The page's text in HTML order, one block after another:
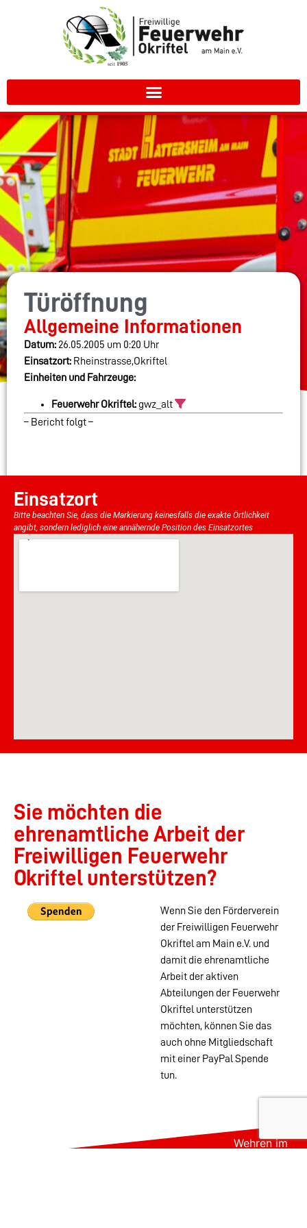
Türöffnung
Allgemeine Informationen
Datum: 26.05.2005 um 0:20 Uhr
Einsatzort: Rheinstrasse,Okriftel
Einheiten und Fahrzeuge:
Feuerwehr Okriftel: gwz_alt
– Bericht folgt –
Einsatzort
Bitte beachten Sie, dass die Markierung keinesfalls die exakte Örtlichkeit
angibt, sondern lediglich eine annähernde Position des Einsatzortes
Sie möchten die
ehrenamtliche Arbeit der
Freiwilligen Feuerwehr
Okriftel unterstützen?
Wenn Sie den Förderverein
der Freiwilligen Feuerwehr
Okriftel am Main e.V. und
damit die ehrenamtliche
Arbeit der aktiven
Abteilungen der Feuerwehr
Okriftel unterstützen
möchten, können Sie das
auch ohne Mitgliedschaft
mit einer PayPal Spende
tun.
Wehren im